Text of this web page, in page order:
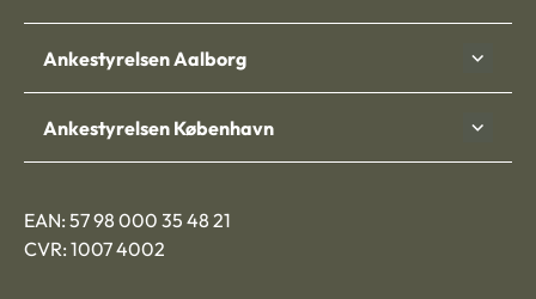
Ankestyrelsen Aalborg
Ankestyrelsen København
EAN: 57 98 000 35 48 21
CVR: 1007 4002